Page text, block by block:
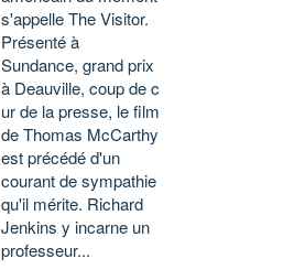
s'appelle The Visitor.
Présenté à
Sundance, grand prix
à Deauville, coup de c
ur de la presse, le film
de Thomas McCarthy
est précédé d'un
courant de sympathie
qu'il mérite. Richard
Jenkins y incarne un
professeur...